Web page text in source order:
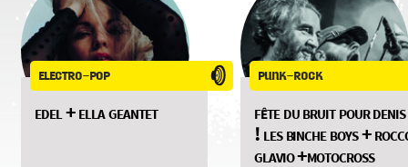
electro-pop
edel + ella geantet
punk-rock
fête du bruit pour denis
! les binche boys +
glavio +motocross